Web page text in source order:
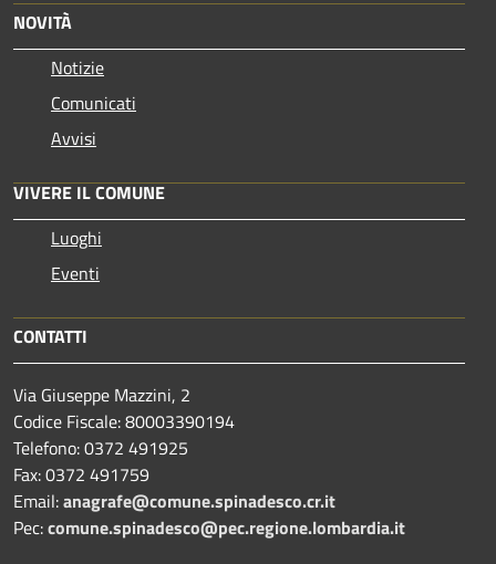
NOVITÀ
Notizie
Comunicati
Avvisi
VIVERE IL COMUNE
Luoghi
Eventi
CONTATTI
Via Giuseppe Mazzini, 2
Codice Fiscale: 80003390194
Telefono:0372 491925
Fax:0372 491759
Email:anagrafe@comune.spinadesco.cr.it
Pec:comune.spinadesco@pec.regione.lombardia.it